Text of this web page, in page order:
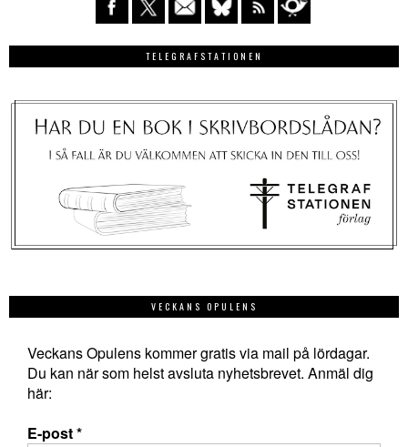
TELEGRAFSTATIONEN
VECKANS OPULENS
Veckans Opulens kommer gratis via mail på lördagar.
Du kan när som helst avsluta nyhetsbrevet. Anmäl dig
här:
E-post*